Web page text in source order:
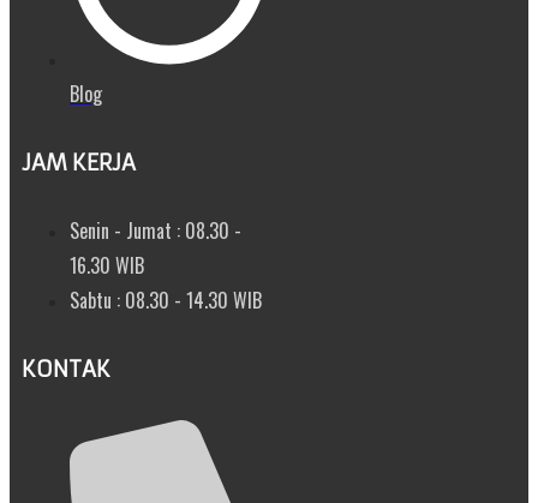
Blog
JAM KERJA
Senin - Jumat : 08.30 -
16.30 WIB
Sabtu : 08.30 - 14.30 WIB
KONTAK